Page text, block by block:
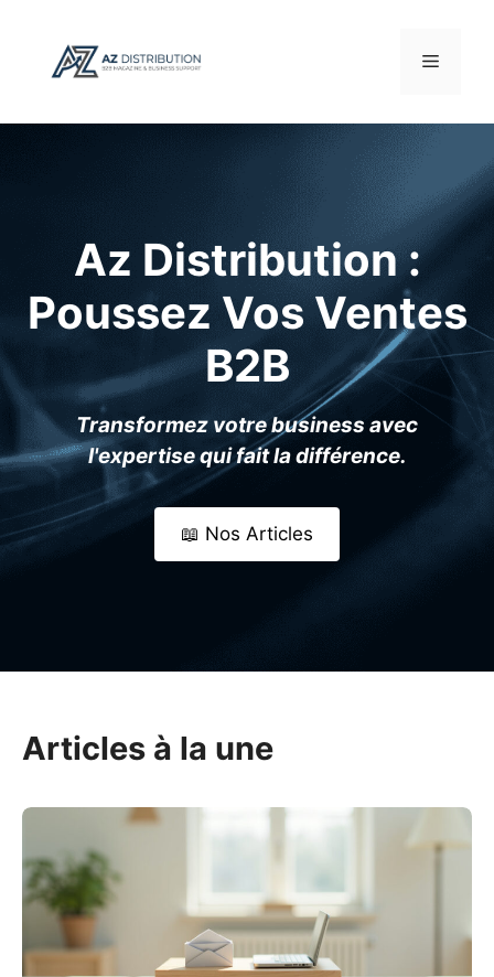
contenu
Menu
Az Distribution :
Poussez Vos Ventes
B2B
Transformez votre business avec
l'expertise qui fait la différence.
📖 Nos Articles
Articles à la une